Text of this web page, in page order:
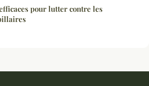
pour lutter contre les